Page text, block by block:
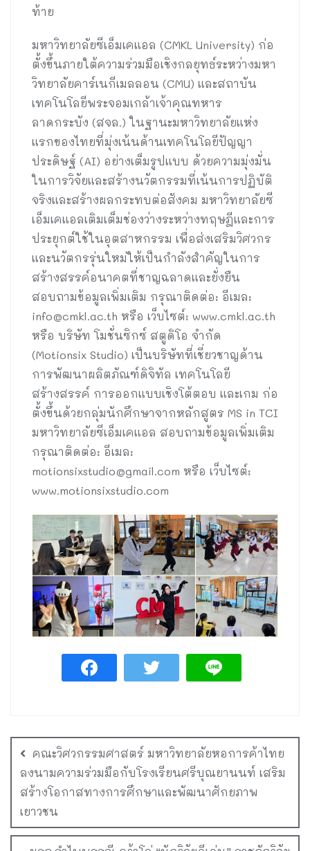
ท้าย
มหาวิทยาลัยซีเอ็มเคแอล (CMKL University) ก่อ
ตั้งขึ้นภายใต้ความร่วมมือเชิงกลยุทธ์ระหว่างมหา
วิทยาลัยคาร์เนกีเมลลอน (CMU) และสถาบัน
เทคโนโลยีพระจอมเกล้าเจ้าคุณทหาร
ลาดกระบัง (สจล.) ในฐานะมหาวิทยาลัยแห่ง
แรกของไทยที่มุ่งเน้นด้านเทคโนโลยีปัญญา
ประดิษฐ์ (AI) อย่างเต็มรูปแบบ ด้วยความมุ่งมั่น
ในการวิจัยและสร้างนวัตกรรมที่เน้นการปฏิบัติ
จริงและสร้างผลกระทบต่อสังคม มหาวิทยาลัยซี
เอ็มเคแอลเติมเต็มช่องว่างระหว่างทฤษฎีและการ
ประยุกต์ใช้ในอุตสาหกรรม เพื่อส่งเสริมวิศวกร
และนวัตกรรุ่นใหม่ให้เป็นกำลังสำคัญในการ
สร้างสรรค์อนาคตที่ชาญฉลาดและยั่งยืน
สอบถามข้อมูลเพิ่มเติม กรุณาติดต่อ: อีเมล:
info@cmkl.ac.th หรือ เว็บไซต์: www.cmkl.ac.th
หรือ บริษัท โมชั่นซิกซ์ สตูดิโอ จำกัด
(Motionsix Studio) เป็นบริษัทที่เชี่ยวชาญด้าน
การพัฒนาผลิตภัณฑ์ดิจิทัล เทคโนโลยี
สร้างสรรค์ การออกแบบเชิงโต้ตอบ และเกม ก่อ
ตั้งขึ้นด้วยกลุ่มนักศึกษาจากหลักสูตร MS in TCI
มหาวิทยาลัยซีเอ็มเคแอล สอบถามข้อมูลเพิ่มเติม
กรุณาติดต่อ: อีเมล:
motionsixstudio@gmail.com หรือ เว็บไซต์:
www.motionsixstudio.com
คณะวิศวกรรมศาสตร์ มหาวิทยาลัยหอการค้าไทย
ลงนามความร่วมมือกับโรงเรียนศรีบุณยานนท์ เสริม
สร้างโอกาสทางการศึกษาและพัฒนาศักยภาพ
เยาวชน